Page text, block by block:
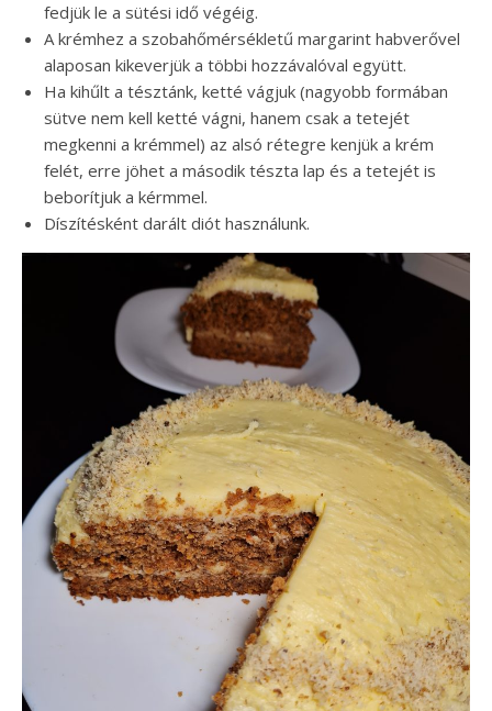
fedjük le a sütési idő végéig.
A krémhez a szobahőmérsékletű margarint habverővel
alaposan kikeverjük a többi hozzávalóval együtt.
Ha kihűlt a tésztánk, ketté vágjuk (nagyobb formában
sütve nem kell ketté vágni, hanem csak a tetejét
megkenni a krémmel) az alsó rétegre kenjük a krém
felét, erre jöhet a második tészta lap és a tetejét is
beborítjuk a kérmmel.
Díszítésként darált diót használunk.